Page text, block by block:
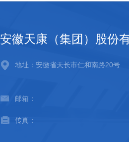
安徽天康（集团）股份
地址：安徽省天长市仁和南路20号
邮箱：
传真：